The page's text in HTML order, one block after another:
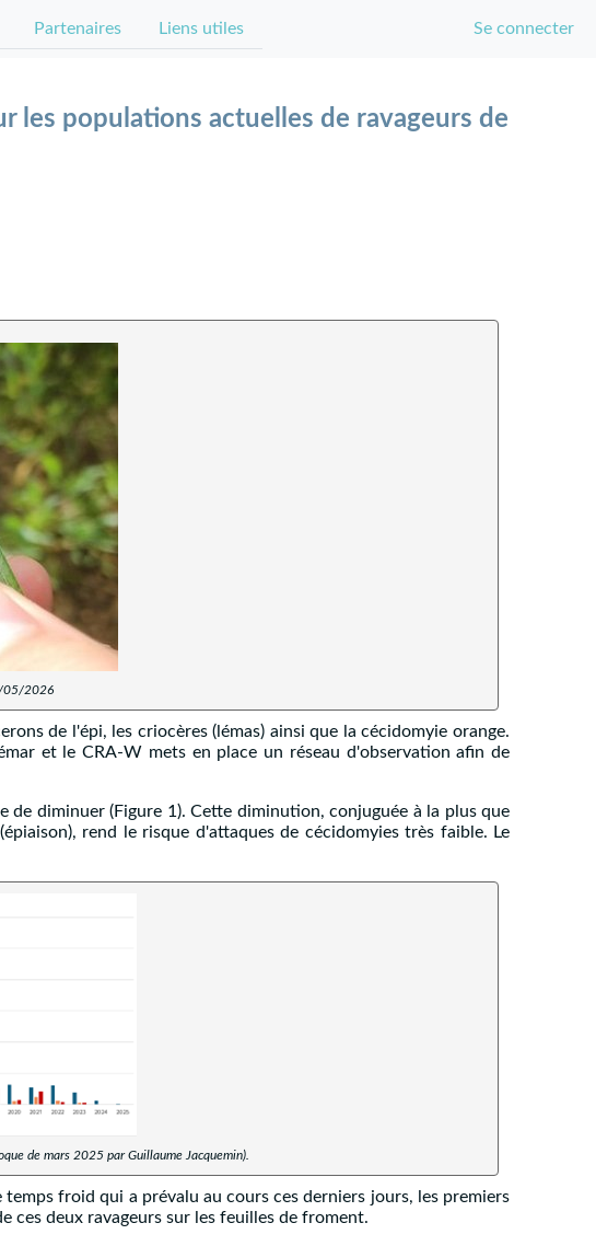
Partenaires Liens utiles Se connecter
les populations actuelles de ravageurs de
05/2026
de l'épi, les criocères (lémas) ainsi que la cécidomyie orange.
et le CRA-W mets en place un réseau d'observation afin de
de diminuer (Figure 1). Cette diminution, conjuguée à la plus que
rend le risque d'attaques de cécidomyies très faible. Le
de mars 2025 par Guillaume Jacquemin).
froid qui a prévalu au cours ces derniers jours, les premiers
ces deux ravageurs sur les feuilles de froment.